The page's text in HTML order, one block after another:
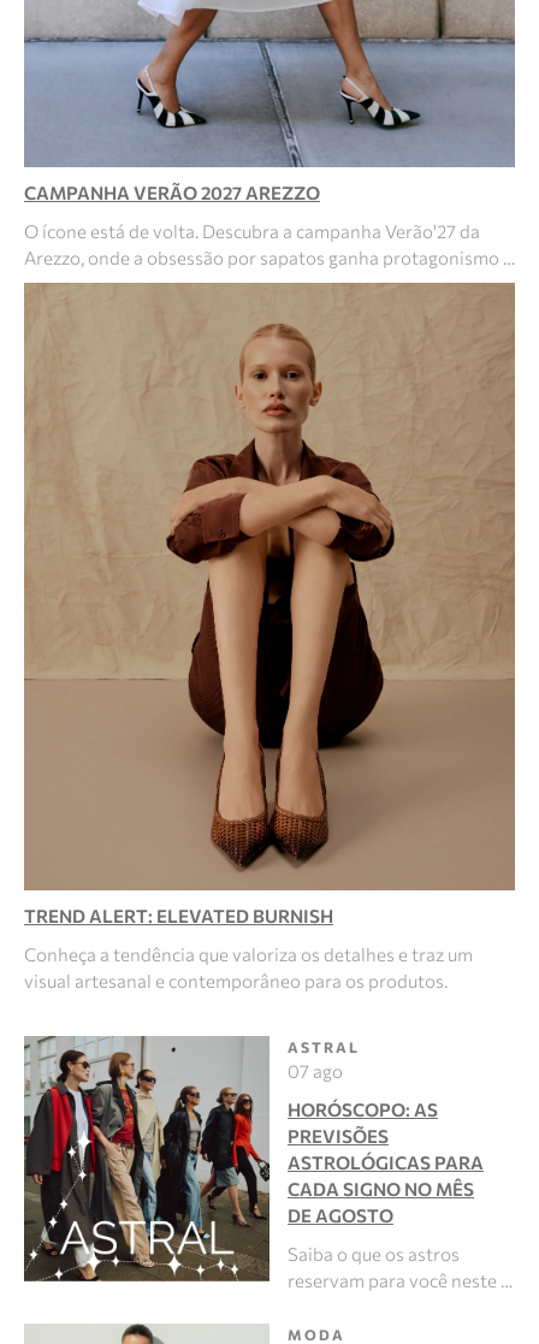
CAMPANHA VERÃO 2027 AREZZO
O ícone está de volta. Descubra a campanha Verão'27 da
Arezzo, onde a obsessão por sapatos ganha protagonismo …
TREND ALERT: ELEVATED BURNISH
Conheça a tendência que valoriza os detalhes e traz um
visual artesanal e contemporâneo para os produtos.
ASTRAL
07 ago
HORÓSCOPO: AS
PREVISÕES
ASTROLÓGICAS PARA
CADA SIGNO NO MÊS
DE AGOSTO
Saiba o que os astros
reservam para você neste …
MODA